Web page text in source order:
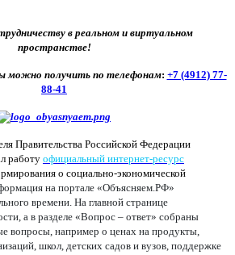
в реальном и виртуальном
пространстве!
можно получить по телефонам: +7 (4912) 77-
88-41
Правительства Российской Федерации
работу официальный интернет-ресурс
о социально-экономической
на портале «Объясняем.РФ»
времени. На главной странице
а в разделе «Вопрос – ответ» собраны
вопросы, например о ценах на продукты,
школ, детских садов и вузов, поддержке